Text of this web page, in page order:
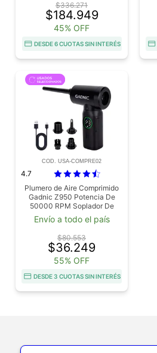
$336.271
$184.949
45% OFF
DESDE 6 CUOTAS SIN INTERÉS
COD. USA-COMPRE02
4.7
Plumero de Aire Comprimido
Gadnic Z950 Potencia De
50000 RPM Soplador De
Polvo Para Computadora
Exterior Auto Usado
Envío a todo el país
$80.553
$36.249
55% OFF
DESDE 3 CUOTAS SIN INTERÉS